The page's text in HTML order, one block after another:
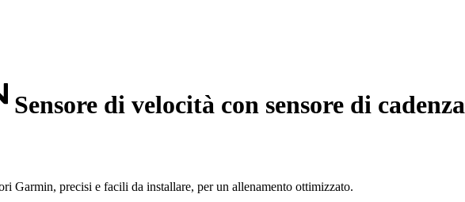
Sensore di velocità con sensore di cadenza
Garmin, precisi e facili da installare, per un allenamento ottimizzato.